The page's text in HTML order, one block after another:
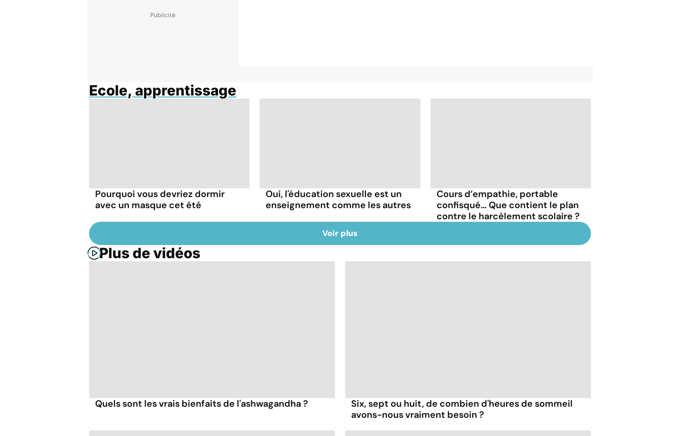
Ecole, apprentissage
Pourquoi vous devriez dormir
avec un masque cet été
Oui, l'éducation sexuelle est un
enseignement comme les autres
Cours d’empathie, portable
confisqué… Que contient le plan
contre le harcèlement scolaire ?
Voir plus
Plus de vidéos
Quels sont les vrais bienfaits de l'ashwagandha ?
Six, sept ou huit, de combien d'heures de sommeil
avons-nous vraiment besoin ?